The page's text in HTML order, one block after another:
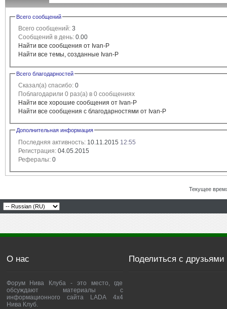
Всего сообщений
Всего сообщений: 3
Сообщений в день: 0.00
Найти все сообщения от Ivan-P
Найти все темы, созданные Ivan-P
Всего благодарностей
Сказал(а) спасибо: 0
Поблагодарили 0 раз(а) в 0 сообщениях
Найти все хорошие сообщения от Ivan-P
Найти все сообщения с благодарностями от Ivan-P
Дополнительная информация
Последняя активность: 10.11.2015 12:55
Регистрация: 04.05.2015
Рефералы: 0
Текущее
О нас
Форум Нива Клуба - это место, где
обсуждают материалы с
информационного сайта LADA 4x4
Нива Клуб.
Поделиться с друзьями